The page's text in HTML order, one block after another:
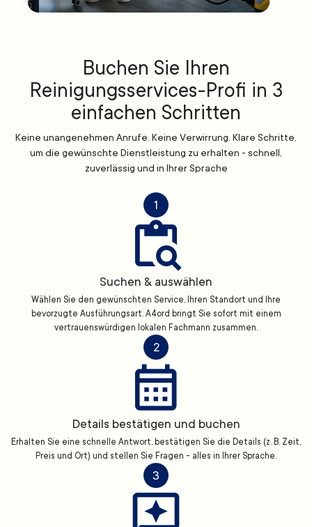
Buchen Sie Ihren
Reinigungsservices-Profi in 3
einfachen Schritten
Keine unangenehmen Anrufe. Keine Verwirrung. Klare Schritte,
um die gewünschte Dienstleistung zu erhalten - schnell,
zuverlässig und in Ihrer Sprache
1
Suchen & auswählen
Wählen Sie den gewünschten Service, Ihren Standort und Ihre
bevorzugte Ausführungsart. A4ord bringt Sie sofort mit einem
vertrauenswürdigen lokalen Fachmann zusammen.
2
Details bestätigen und buchen
Erhalten Sie eine schnelle Antwort, bestätigen Sie die Details (z. B. Zeit,
Preis und Ort) und stellen Sie Fragen - alles in Ihrer Sprache.
3